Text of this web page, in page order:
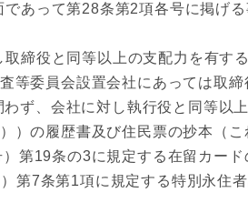
あって第28条第2項各号に掲げ
締役と同等以上の支配力を有す
等委員会設置会社にあっては取
ず、会社に対し執行役と同等以
）の履歴書及び住民票の抄本（
第19条の3に規定する在留カー
第7条第1項に規定する特別永住